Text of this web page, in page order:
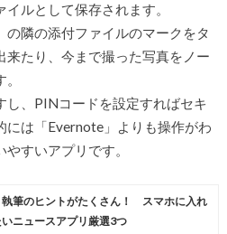
ルとして保存されます。
の隣の添付ファイルのマークをタ
来たり、今まで撮った写真をノー
し、PINコードを設定すればセキ
には「Evernote」よりも操作がわ
すいアプリです。
執筆のヒントがたくさん！ スマホに入れ
ニュースアプリ厳選3つ